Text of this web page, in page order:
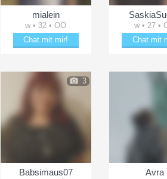
mialein
w • 32 • OÖ
Chat mit mir!
w • 27 •
Chat mit
3
Babsimaus07 Avra